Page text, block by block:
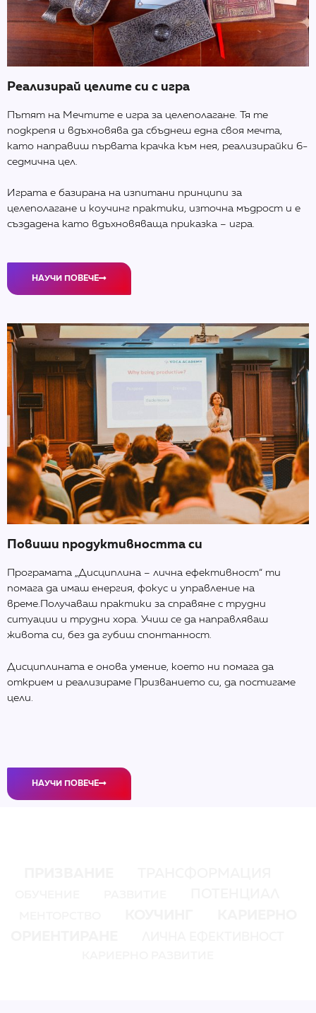
Реализирай целите си с игра
Пътят на Мечтите е игра за целеполагане. Тя те
подкрепя и вдъхновява да сбъднеш една своя мечта,
като направиш първата крачка към нея, реализирайки 6-
седмична цел.
Играта е базирана на изпитани принципи за
целеполагане и коучинг практики, източна мъдрост и е
създадена като вдъхновяваща приказка – игра.
НАУЧИ ПОВЕЧЕ
Повиши продуктивността си
Програмата „Дисциплина – лична ефективност“ ти
помага да имаш енергия, фокус и управление на
време.Получаваш практики за справяне с трудни
ситуации и трудни хора. Учиш се да направляваш
живота си, без да губиш спонтанност.
Дисциплината е онова умение, което ни помага да
открием и реализираме Призванието си, да постигаме
цели.
НАУЧИ ПОВЕЧЕ